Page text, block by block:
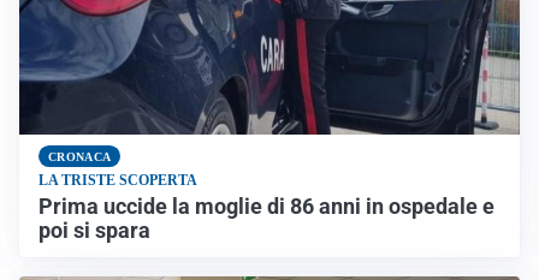
CRONACA
LA TRISTE SCOPERTA
Prima uccide la moglie di 86 anni in ospedale e
poi si spara